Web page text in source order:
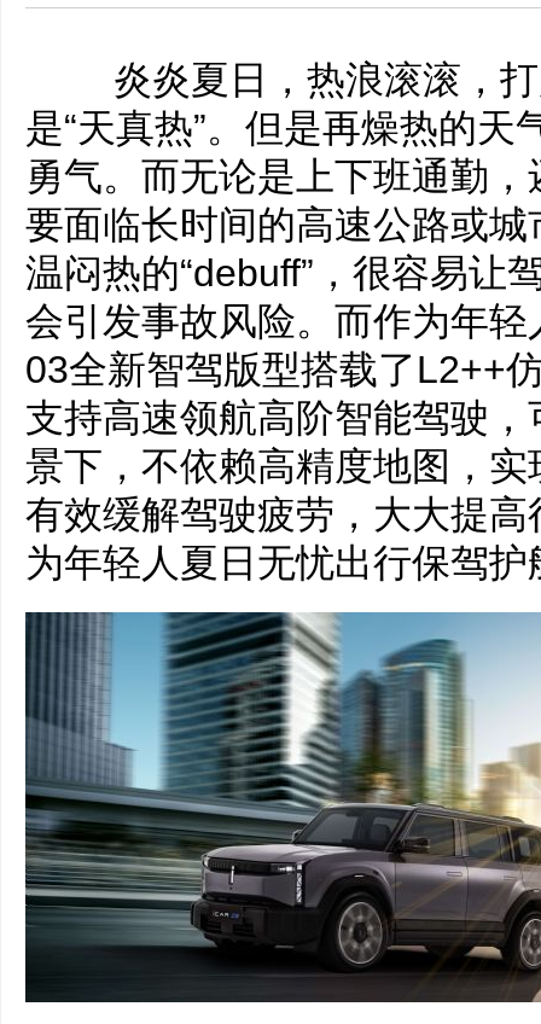
炎炎夏日，热浪滚滚，打
是“天真热”。但是再燥热的
勇气。而无论是上下班通勤
要面临长时间的高速公路或
温闷热的“debuff”，很容易让
会引发事故风险。而作为年
03全新智驾版型搭载了L2++
支持高速领航高阶智能驾驶
景下，不依赖高精度地图，
有效缓解驾驶疲劳，大大提
为年轻人夏日无忧出行保驾护